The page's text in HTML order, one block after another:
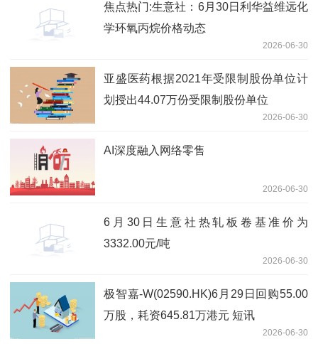
焦点热门:生意社：6月30日利华益维远化
学环氧丙烷价格动态
2026-06-30
亚盛医药根据2021年受限制股份单位计
划授出44.07万份受限制股份单位
2026-06-30
AI深度融入网络零售
2026-06-30
6月30日生意社热轧板卷基准价为
3332.00元/吨
2026-06-30
极智嘉-W(02590.HK)6月29日回购55.00
万股，耗资645.81万港元 短讯
2026-06-30